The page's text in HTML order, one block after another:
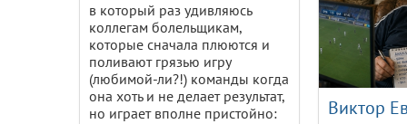
в который раз удивляюсь
коллегам болельщикам,
которые сначала плюются и
поливают грязью игру
(любимой-ли?!) команды когда
она хоть и не делает результат,
но играет вполне пристойно:
Виктор